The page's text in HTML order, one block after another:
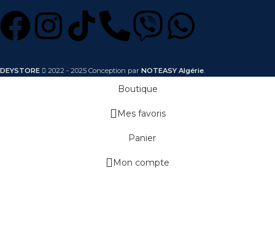
DEYSTORE 2022 - 2025 Conception par NOTEASY Algérie
Boutique
Mes favoris
Panier
Mon compte